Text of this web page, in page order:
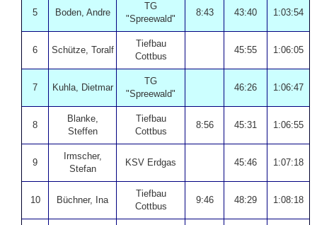
5 Boden, Andre
TG
"Spreewald"
8:43 43:40 1:03:54
6 Schütze, Toralf
Tiefbau
Cottbus
45:55 1:06:05
7 Kuhla, Dietmar
TG
"Spreewald"
46:26 1:06:47
8
Blanke,
Steffen
Tiefbau
Cottbus
8:56 45:31 1:06:55
9
Irmscher,
Stefan
KSV Erdgas 45:46 1:07:18
10 Büchner, Ina
Tiefbau
Cottbus
9:46 48:29 1:08:18